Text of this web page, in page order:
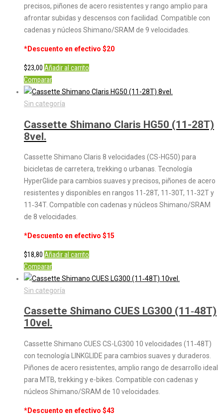
precisos, piñones de acero resistentes y rango amplio para
afrontar subidas y descensos con facilidad. Compatible con
cadenas y núcleos Shimano/SRAM de 9 velocidades.
*Descuento en efectivo $20
$23,00 Añadir al carrito
Comparar
Sin categoría
Cassette Shimano Claris HG50 (11-28T)
8vel.
Cassette Shimano Claris 8 velocidades (CS-HG50) para
bicicletas de carretera, trekking o urbanas. Tecnología
HyperGlide para cambios suaves y precisos, piñones de acero
resistentes y disponibles en rangos 11‑28T, 11‑30T, 11‑32T y
11‑34T. Compatible con cadenas y núcleos Shimano/SRAM
de 8 velocidades.
*Descuento en efectivo $15
$18,80 Añadir al carrito
Comparar
Sin categoría
Cassette Shimano CUES LG300 (11‑48T)
10vel.
Cassette Shimano CUES CS-LG300 10 velocidades (11‑48T)
con tecnología LINKGLIDE para cambios suaves y duraderos.
Piñones de acero resistentes, amplio rango de desarrollo ideal
para MTB, trekking y e-bikes. Compatible con cadenas y
núcleos Shimano/SRAM de 10 velocidades.
*Descuento en efectivo $43